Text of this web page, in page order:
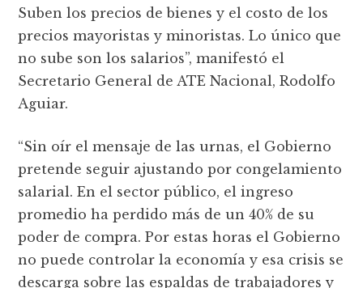
Suben los precios de bienes y el costo de los
precios mayoristas y minoristas. Lo único que
no sube son los salarios”, manifestó el
Secretario General de ATE Nacional, Rodolfo
Aguiar.
“Sin oír el mensaje de las urnas, el Gobierno
pretende seguir ajustando por congelamiento
salarial. En el sector público, el ingreso
promedio ha perdido más de un 40% de su
poder de compra. Por estas horas el Gobierno
no puede controlar la economía y esa crisis se
descarga sobre las espaldas de trabajadores y